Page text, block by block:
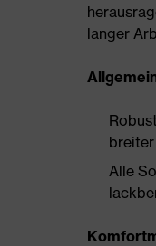
langer
Alle